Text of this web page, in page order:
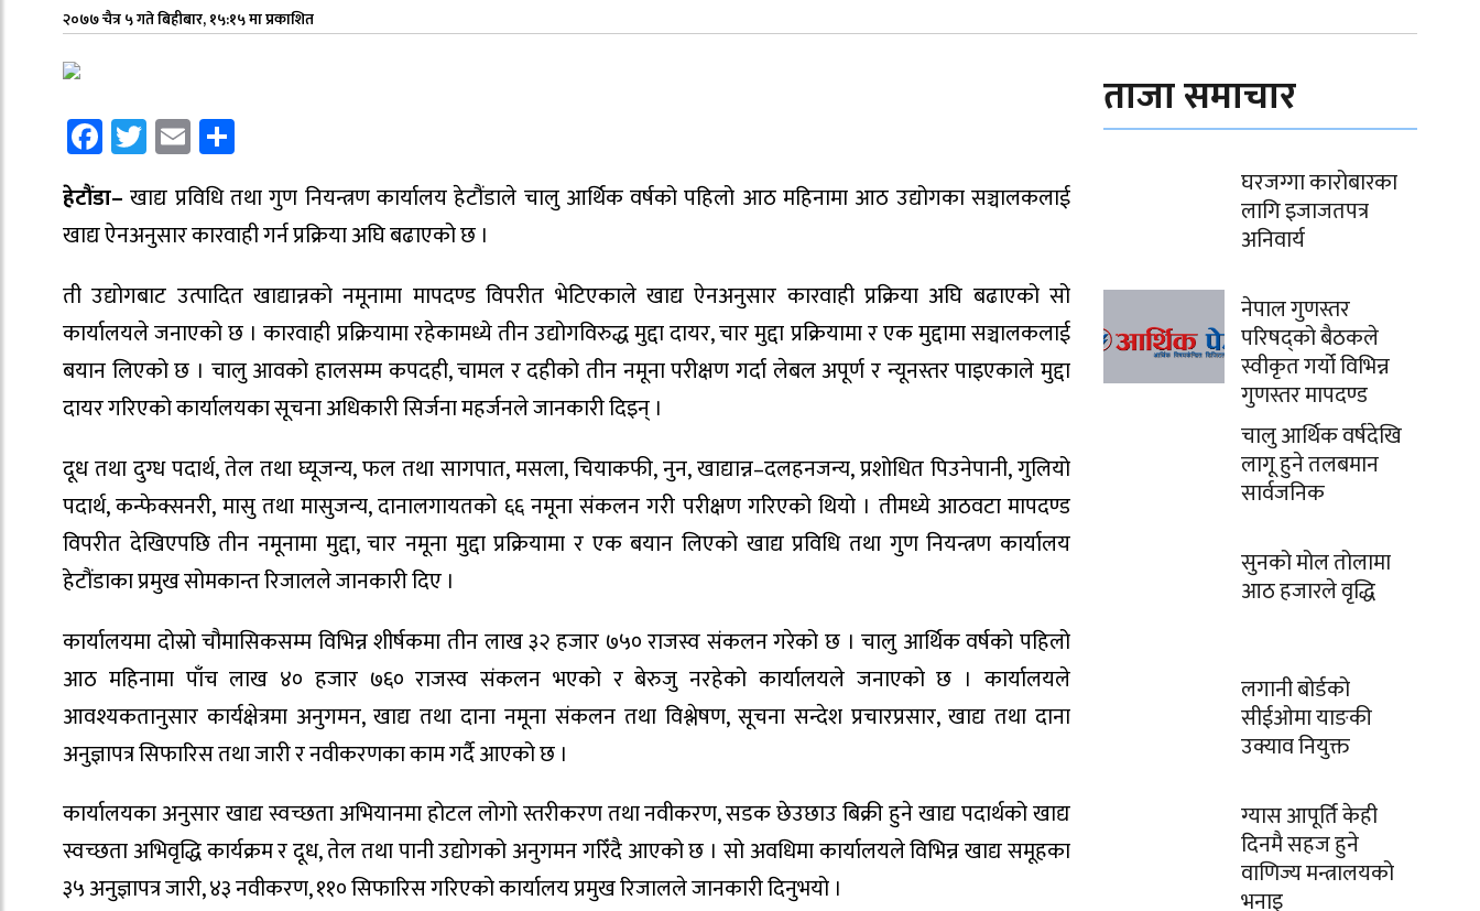
२०७७ चैत्र ५ गते बिहीबार, १५:१५ मा प्रकाशित
Facebook
Twitter
Email
हेटौंडा– खाद्य प्रविधि तथा गुण नियन्त्रण कार्यालय हेटौंडाले चालु आर्थिक वर्षको पहिलो आठ महिनामा आठ उद्योगका सञ्चालकलाई
खाद्य ऐनअनुसार कारवाही गर्न प्रक्रिया अघि बढाएको छ ।
ती उद्योगबाट उत्पादित खाद्यान्नको नमूनामा मापदण्ड विपरीत भेटिएकाले खाद्य ऐनअनुसार कारवाही प्रक्रिया अघि बढाएको सो
कार्यालयले जनाएको छ । कारवाही प्रक्रियामा रहेकामध्ये तीन उद्योगविरुद्ध मुद्दा दायर, चार मुद्दा प्रक्रियामा र एक मुद्दामा सञ्चालकलाई
बयान लिएको छ । चालु आवको हालसम्म कपदही, चामल र दहीको तीन नमूना परीक्षण गर्दा लेबल अपूर्ण र न्यूनस्तर पाइएकाले मुद्दा
दायर गरिएको कार्यालयका सूचना अधिकारी सिर्जना महर्जनले जानकारी दिइन् ।
दूध तथा दुग्ध पदार्थ, तेल तथा घ्यूजन्य, फल तथा सागपात, मसला, चियाकफी, नुन, खाद्यान्न–दलहनजन्य, प्रशोधित पिउनेपानी, गुलियो
पदार्थ, कन्फेक्सनरी, मासु तथा मासुजन्य, दानालगायतको ६६ नमूना संकलन गरी परीक्षण गरिएको थियो । तीमध्ये आठवटा मापदण्ड
विपरीत देखिएपछि तीन नमूनामा मुद्दा, चार नमूना मुद्दा प्रक्रियामा र एक बयान लिएको खाद्य प्रविधि तथा गुण नियन्त्रण कार्यालय
हेटौंडाका प्रमुख सोमकान्त रिजालले जानकारी दिए ।
कार्यालयमा दोस्रो चौमासिकसम्म विभिन्न शीर्षकमा तीन लाख ३२ हजार ७५० राजस्व संकलन गरेको छ । चालु आर्थिक वर्षको पहिलो
आठ महिनामा पाँच लाख ४० हजार ७६० राजस्व संकलन भएको र बेरुजु नरहेको कार्यालयले जनाएको छ । कार्यालयले
आवश्यकतानुसार कार्यक्षेत्रमा अनुगमन, खाद्य तथा दाना नमूना संकलन तथा विश्लेषण, सूचना सन्देश प्रचारप्रसार, खाद्य तथा दाना
अनुज्ञापत्र सिफारिस तथा जारी र नवीकरणका काम गर्दै आएको छ ।
कार्यालयका अनुसार खाद्य स्वच्छता अभियानमा होटल लोगो स्तरीकरण तथा नवीकरण, सडक छेउछाउ बिक्री हुने खाद्य पदार्थको खाद्य
स्वच्छता अभिवृद्धि कार्यक्रम र दूध, तेल तथा पानी उद्योगको अनुगमन गरिँदै आएको छ । सो अवधिमा कार्यालयले विभिन्न खाद्य समूहका
३५ अनुज्ञापत्र जारी, ४३ नवीकरण, ११० सिफारिस गरिएको कार्यालय प्रमुख रिजालले जानकारी दिनुभयो ।
ताजा समाचार
घरजग्गा कारोबारका
लागि इजाजतपत्र
अनिवार्य
नेपाल गुणस्तर
परिषद्को बैठकले
स्वीकृत गर्यो विभिन्न
गुणस्तर मापदण्ड
चालु आर्थिक वर्षदेखि
लागू हुने तलबमान
सार्वजनिक
सुनको मोल तोलामा
आठ हजारले वृद्धि
लगानी बोर्डको
सीईओमा याङकी
उक्याव नियुक्त
ग्यास आपूर्ति केही
दिनमै सहज हुने
वाणिज्य मन्त्रालयको
भनाइ